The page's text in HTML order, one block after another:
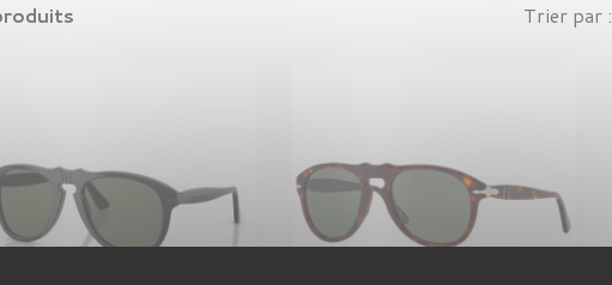
Trier par :